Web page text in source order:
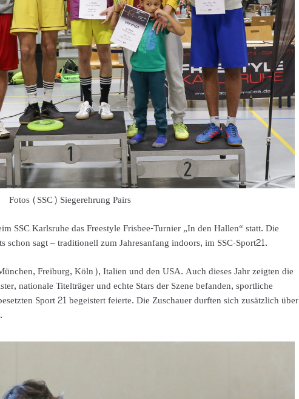
Fotos (SSC) Siegerehrung Pairs
SSC Karlsruhe das Freestyle Frisbee-Turnier „In den Hallen“ statt. Die
schon sagt – traditionell zum Jahresanfang indoors, im SSC-Sport21.
Freiburg, Köln), Italien und den USA. Auch dieses Jahr zeigten die
nationale Titelträger und echte Stars der Szene befanden, sportliche
Sport 21 begeistert feierte. Die Zuschauer durften sich zusätzlich über